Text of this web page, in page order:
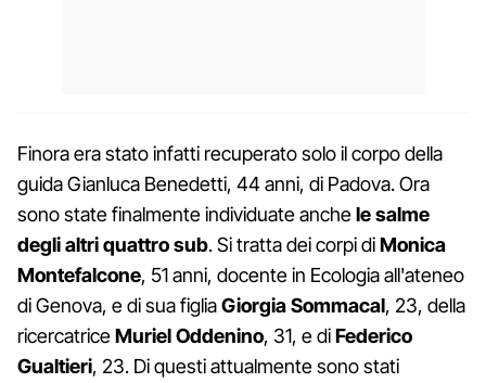
Finora era stato infatti recuperato solo il corpo della
guida Gianluca Benedetti, 44 anni, di Padova. Ora
sono state finalmente individuate anchele salme
degli altri quattro sub. Si tratta dei corpi diMonica
Montefalcone, 51 anni, docente in Ecologia all'ateneo
di Genova, e di sua figliaGiorgia Sommacal, 23, della
ricercatriceMuriel Oddenino, 31, e diFederico
Gualtieri, 23. Di questi attualmente sono stati